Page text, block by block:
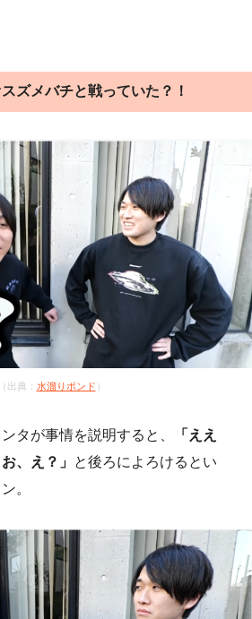
ズメバチと戦っていた？！
（出典： 水溜りボンド ）
タが事情を説明すると、
「ええ
、え？」 と後ろによろけるとい
。